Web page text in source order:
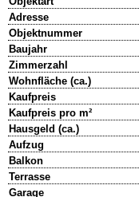
Adresse
Objektnummer
Baujahr
Zimmerzahl
Wohnfläche (ca.)
Kaufpreis
Kaufpreis pro m²
Hausgeld (ca.)
Aufzug
Balkon
Terrasse
Garage